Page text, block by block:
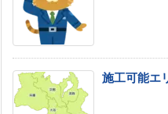
施工可能エ